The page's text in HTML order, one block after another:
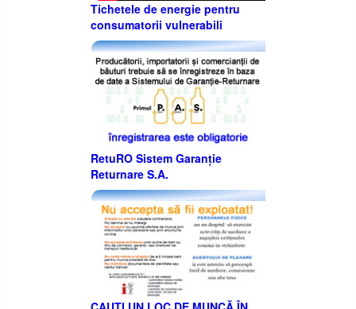
Tichetele de energie pentru
consumatorii vulnerabili
RetuRO Sistem Garanție
Returnare S.A.